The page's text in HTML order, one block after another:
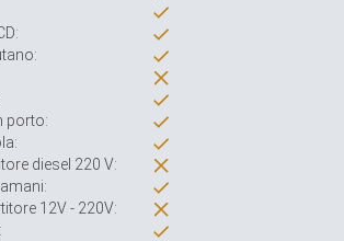
porto:
diesel 220 V:
12V - 220V: